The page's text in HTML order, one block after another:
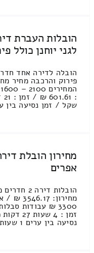
הובלות העברת
לגני יוחנן כולל
הובלה לדירה אחד
שקל / זמן נסיעה בין ערים 1
אפרים
הובלות
נסיעה בין ערים 1 שעות , 56 [...]